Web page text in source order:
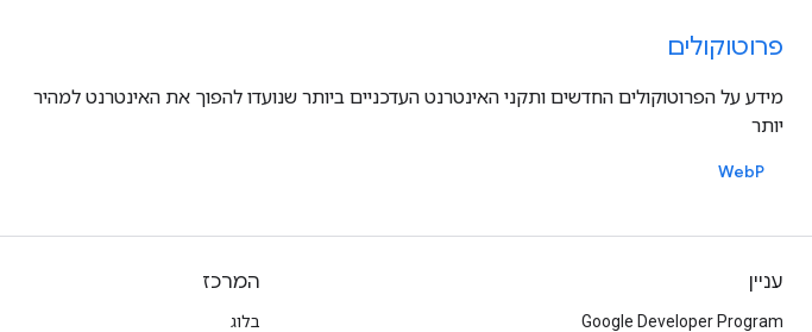
פרוטוקולים
מידע על הפרוטוקולים החדשים ותקני האינטרנט העדכניים ביותר שנועדו להפוך את האינטרנט למהיר
יותר
WebP
עניין
Google Developer Program
המרכז
בלוג